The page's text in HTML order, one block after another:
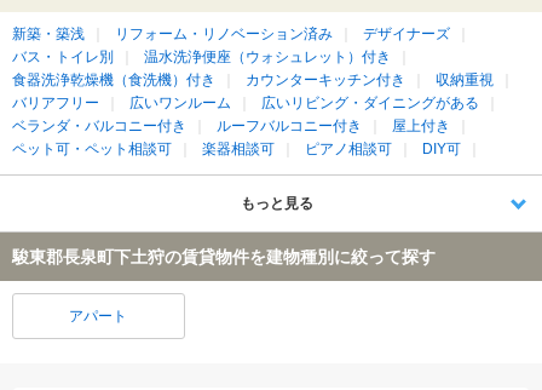
新築・築浅 リフォーム・リノベーション済み
デザイナーズ
バス・トイレ別
温水洗浄便座（ウォシュレット）付き
食器洗浄乾燥機（食洗機）付き
カウンターキッチン付き
収納重視
バリアフリー
広いワンルーム
広いリビング・ダイニングがある
ベランダ・バルコニー付き
ルーフバルコニー付き
屋上付き
ペット可・ペット相談可
楽器相談可 ピアノ相談可 DIY可
もっと見る
駿東郡長泉町下土狩の賃貸物件を建物種別に絞って探す
アパート